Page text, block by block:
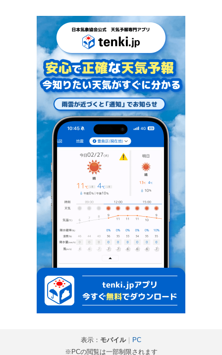
表示： モバイル｜
PC
※PCの閲覧は一部制限されます